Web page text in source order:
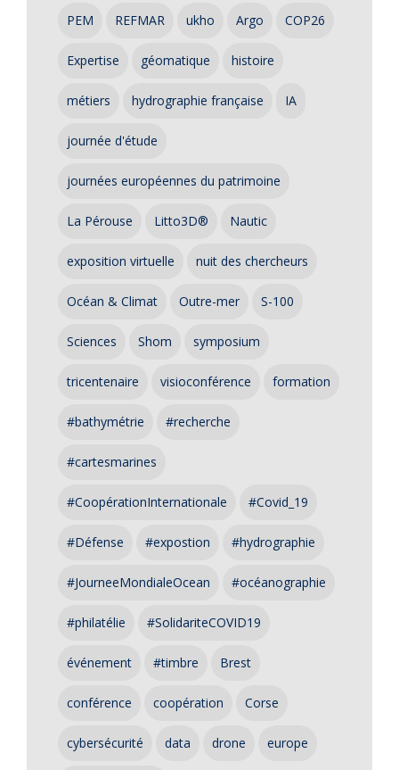
PEM REFMAR ukho Argo COP26
Expertise géomatique histoire
métiers hydrographie française IA
journée d'étude
journées européennes du patrimoine
La Pérouse Litto3D® Nautic
exposition virtuelle nuit des chercheurs
Océan & Climat Outre-mer S-100
Sciences Shom symposium
tricentenaire visioconférence formation
#bathymétrie #recherche
#cartesmarines
#CoopérationInternationale #Covid_19
#Défense #expostion #hydrographie
#JourneeMondialeOcean #océanographie
#philatélie #SolidariteCOVID19
événement #timbre Brest
conférence coopération Corse
cybersécurité data drone europe